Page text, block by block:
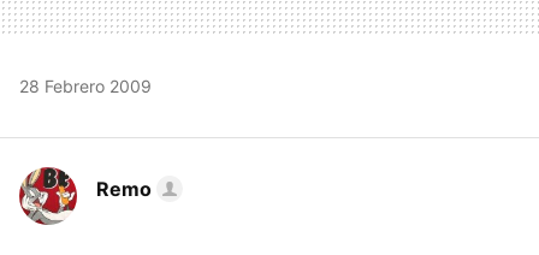
28 Febrero 2009
Remo